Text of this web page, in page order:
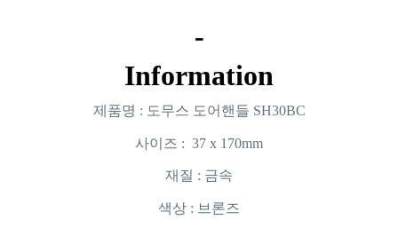
-
Information
제품명 : 도무스 도어핸들 SH30BC
사이즈 : 37 x 170mm
재질 : 금속
색상 : 브론즈